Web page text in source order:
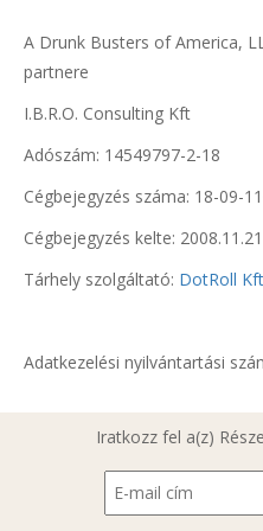
A Drunk Busters of America,
partnere
I.B.R.O. Consulting Kft
Adószám: 14549797-2-18
Cégbejegyzés száma: 18-09-
Cégbejegyzés kelte: 2008.11.21
Tárhely szolgáltató: DotRoll Kft
Adatkezelési nyilvántartási
Iratkozz fel a(z)